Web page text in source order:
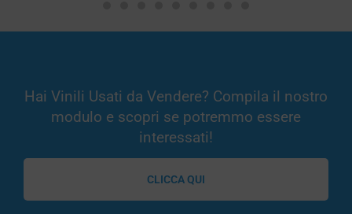
Hai Vinili Usati da Vendere? Compila il nostro
modulo e scopri se potremmo essere
interessati!
CLICCA QUI